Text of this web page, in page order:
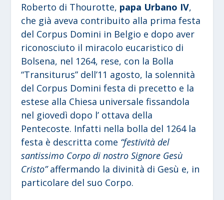
Roberto di Thourotte, papa Urbano IV,
che già aveva contribuito alla prima festa
del Corpus Domini in Belgio e dopo aver
riconosciuto il miracolo eucaristico di
Bolsena, nel 1264, rese, con la Bolla
“Transiturus” dell’11 agosto, la solennità
del Corpus Domini festa di precetto e la
estese alla Chiesa universale fissandola
nel giovedì dopo l’ ottava della
Pentecoste. Infatti nella bolla del 1264 la
festa è descritta come “festività del
santissimo Corpo di nostro Signore Gesù
Cristo”affermando la divinità di Gesù e, in
particolare del suo Corpo.